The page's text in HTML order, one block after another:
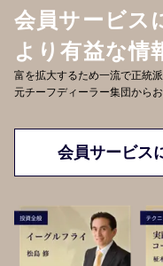
会員サービス
より有益な情
富を拡大するため一流で正統
元チーフディーラー集団から
会員サービス